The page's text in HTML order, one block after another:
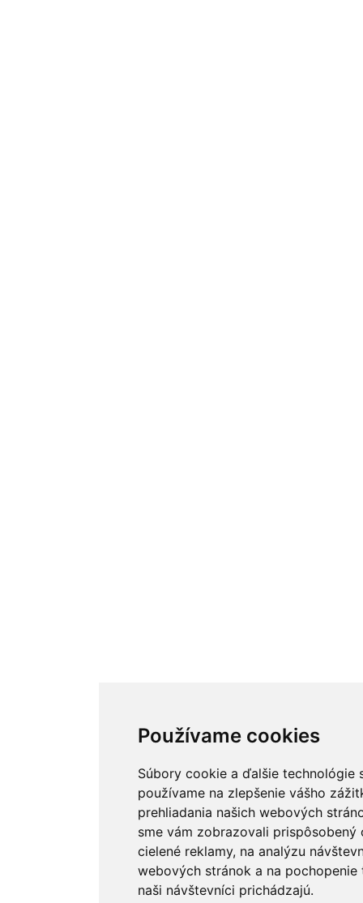
Používame cookies
Súbory cookie a ďalšie technológie
používame na zlepšenie vášho
prehliadania našich webových
sme vám zobrazovali prispôsobený
cielené reklamy, na analýzu
webových stránok a na
naši návštevníci prichádzajú.
Používame cookies
Súbory cookie a ďalšie technológie
používame na zlepšenie vášho
prehliadania našich webových
sme vám zobrazovali prispôsobený
cielené reklamy, na analýzu
webových stránok a na
naši návštevníci prichádzajú.